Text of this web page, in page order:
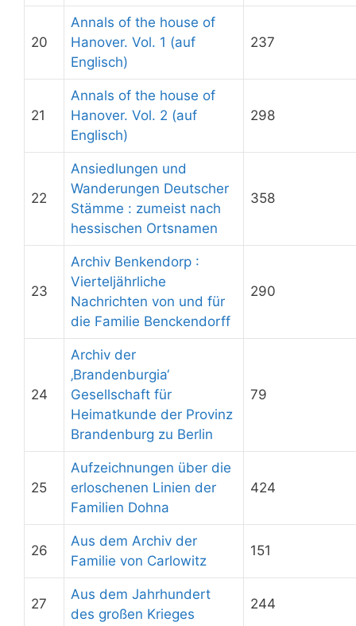
20
Annals of the house of
Hanover. Vol. 1 (auf
Englisch)
237
21
Annals of the house of
Hanover. Vol. 2 (auf
Englisch)
298
22
Ansiedlungen und
Wanderungen Deutscher
Stämme : zumeist nach
hessischen Ortsnamen
358
23
Archiv Benkendorp :
Vierteljährliche
Nachrichten von und für
die Familie Benckendorff
290
24
Archiv der
‚Brandenburgia‘
Gesellschaft für
Heimatkunde der Provinz
Brandenburg zu Berlin
79
25
Aufzeichnungen über die
erloschenen Linien der
Familien Dohna
424
26
Aus dem Archiv der
Familie von Carlowitz
151
27
Aus dem Jahrhundert
des großen Krieges
244